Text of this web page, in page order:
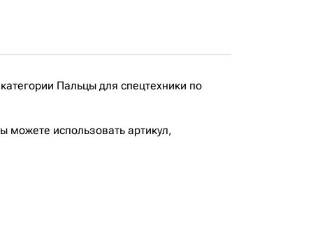
Пальцы для спецтехники по
можете использовать артикул,